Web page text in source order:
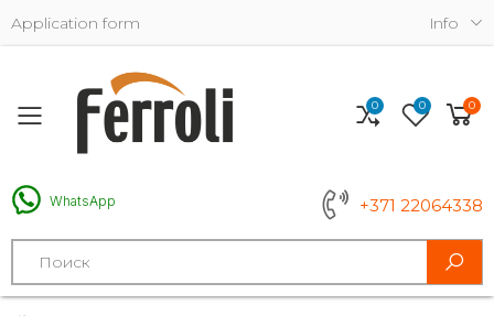
Application form Info
Toggle mobile menu
WhatsApp +371 22064338
Search
0 0 0